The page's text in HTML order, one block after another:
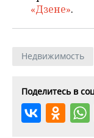
«Дзене».
Недвижимость
Поделитесь в